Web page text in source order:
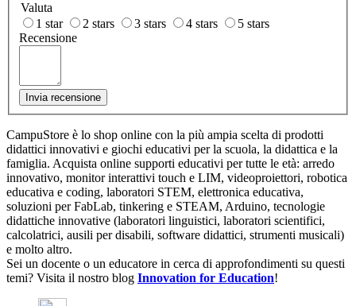
Valuta
1 star
2 stars 3 stars 4 stars
5 stars
Recensione
Invia recensione
CampuStore è lo shop online con la più ampia scelta di prodotti
didattici innovativi e giochi educativi per la scuola, la didattica e la
famiglia. Acquista online supporti educativi per tutte le età: arredo
innovativo, monitor interattivi touch e LIM, videoproiettori, robotica
educativa e coding, laboratori STEM, elettronica educativa,
soluzioni per FabLab, tinkering e STEAM, Arduino, tecnologie
didattiche innovative (laboratori linguistici, laboratori scientifici,
calcolatrici, ausili per disabili, software didattici, strumenti musicali)
e molto altro.
Sei un docente o un educatore in cerca di approfondimenti su questi
temi? Visita il nostro blog Innovation for Education!